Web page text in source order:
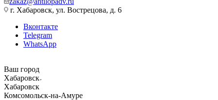
г. Хабаровск, ул. Вострецова, д. 6
Вконтакте
Telegram
WhatsApp
Ваш город
Хабаровск
Хабаровск
Комсомольск-на-Амуре